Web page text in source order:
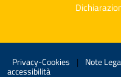
Privacy-Cookies | Note
accessibilità